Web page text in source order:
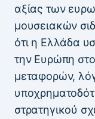
αξίας των
μουσειακών
ότι η Ελλάδα
την Ευρώπη
μεταφορών,
στρατηγικού